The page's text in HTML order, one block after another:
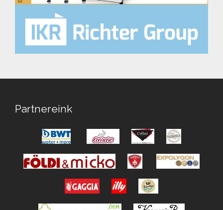
Partnereink